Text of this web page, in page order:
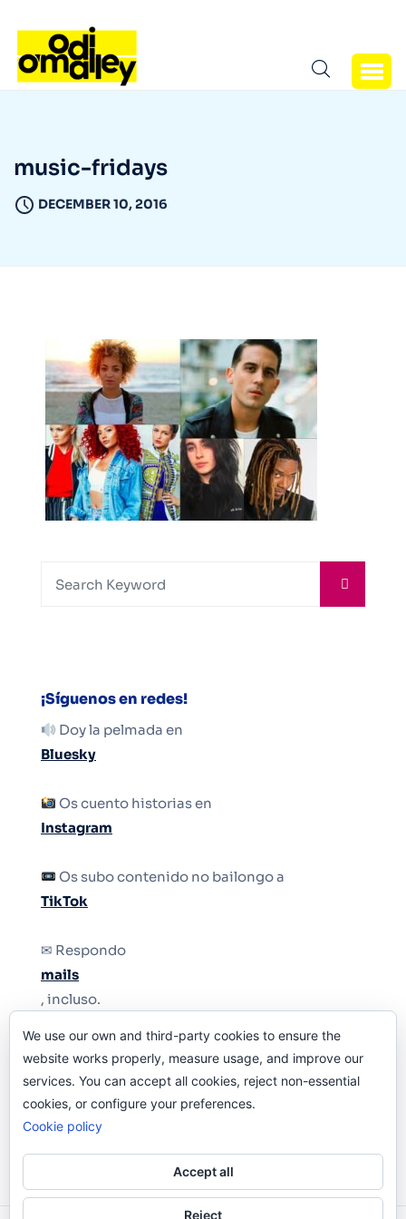
music-fridays
DECEMBER 10, 2016
¡Síguenos en redes!
Doy la pelmada en
Bluesky
Os cuento historias en
Instagram
Os subo contenido no bailongo a
TikTok
✉ Respondo
mails
, incluso.
Y si una persona no puede tener teléfono, que
le quiten el teléfono.
We use our own and third-party cookies to ensure the
website works properly, measure usage, and improve our
services. You can accept all cookies, reject non-essential
cookies, or configure your preferences.
Cookie policy
Accept all
Reject